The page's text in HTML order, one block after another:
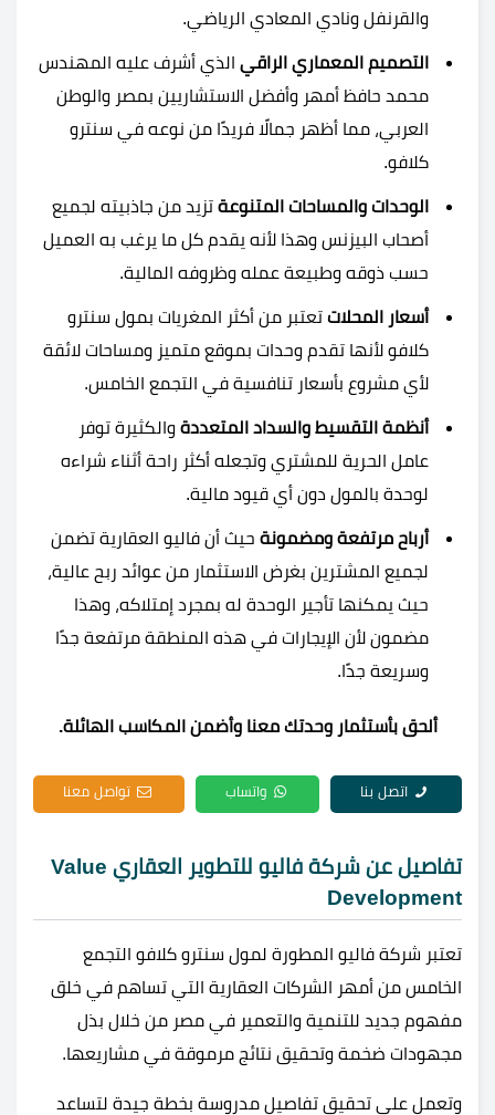
والقرنفل ونادي المعادي الرياضي.
التصميم المعماري الراقي الذي أشرف عليه المهندس
محمد حافظ أمهر وأفضل الاستشاريين بمصر والوطن
العربي، مما أظهر جمالًا فريدًا من نوعه في سنترو
كلافو.
الوحدات والمساحات المتنوعة تزيد من جاذبيته لجميع
أصحاب البيزنس وهذا لأنه يقدم كل ما يرغب به العميل
حسب ذوقه وطبيعة عمله وظروفه المالية.
أسعار المحلات تعتبر من أكثر المغريات بمول سنترو
كلافو لأنها تقدم وحدات بموقع متميز ومساحات لائقة
لأي مشروع بأسعار تنافسية في التجمع الخامس.
أنظمة التقسيط والسداد المتعددة والكثيرة توفر
عامل الحرية للمشتري وتجعله أكثر راحة أثناء شراءه
لوحدة بالمول دون أي قيود مالية.
أرباح مرتفعة ومضمونة حيث أن فاليو العقارية تضمن
لجميع المشترين بغرض الاستثمار من عوائد ربح عالية،
حيث يمكنها تأجير الوحدة له بمجرد إمتلاكه، وهذا
مضمون لأن الإيجارات في هذه المنطقة مرتفعة جدًا
وسريعة جدًا.
ألحق بأستثمار وحدتك معنا وأضمن المكاسب الهائلة.
اتصل بنا واتساب تواصل معنا
تفاصيل عن شركة فاليو للتطوير العقاري Value
Development
تعتبر شركة فاليو المطورة لمول سنترو كلافو التجمع
الخامس من أمهر الشركات العقارية التي تساهم في خلق
مفهوم جديد للتنمية والتعمير في مصر من خلال بذل
مجهودات ضخمة وتحقيق نتائج مرموقة في مشاريعها.
وتعمل على تحقيق تفاصيل مدروسة بخطة جيدة لتساعد